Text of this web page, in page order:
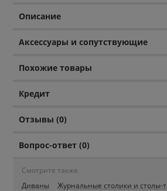
Описание
Аксессуары и сопутствующие
Похожие товары
Кредит
Отзывы (0)
Вопрос-ответ (0)
Смотрите также
Диваны
Журнальные столики и столы-